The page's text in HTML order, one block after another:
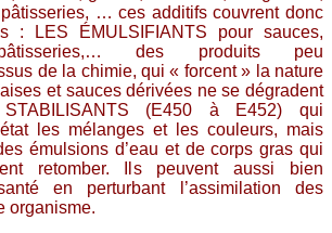
… ces additifs couvrent donc
: LES ÉMULSIFIANTS pour sauces,
pâtisseries,… des produits peu
de la chimie, qui « forcent » la nature
et sauces dérivées ne se dégradent
(E450 à E452) qui
les mélanges et les couleurs, mais
émulsions d’eau et de corps gras qui
retomber. Ils peuvent aussi bien
en perturbant l’assimilation des
organisme.